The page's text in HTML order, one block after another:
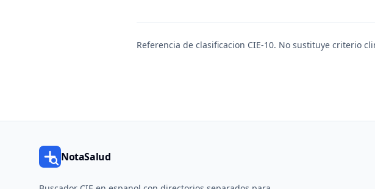
Referencia de clasificacion CIE-10. No sustituye criterio
NotaSalud